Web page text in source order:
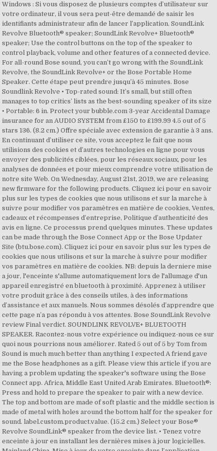
Windows : Si vous disposez de plusieurs comptes d’utilisateur sur
votre ordinateur, il vous sera peut-être demandé de saisir les
identifiants administrateur afin de lancer l’application. SoundLink
Revolve Bluetooth® speaker; SoundLink Revolve+ Bluetooth®
speaker; Use the control buttons on the top of the speaker to
control playback, volume and other features of a connected device.
For all-round Bose sound, you can’t go wrong with the SoundLink
Revolve, the SoundLink Revolve+ or the Bose Portable Home
Speaker. Cette étape peut prendre jusqu’à 45 minutes. Bose
Soundlink Revolve • Top-rated sound: It’s small, but still often
manages to top critics’ lists as the best-sounding speaker of its size
• Portable: 6 in. Protect your bubble.com 3-year Accidental Damage
insurance for an AUDIO SYSTEM from £150 to £199.99 4.5 out of 5
stars 136. (8.2 cm.) Offre spéciale avec extension de garantie à 3 ans.
En continuant d’utiliser ce site, vous acceptez le fait que nous
utilisions des cookies et d’autres technologies en ligne pour vous
envoyer des publicités ciblées, pour les réseaux sociaux, pour les
analyses de données et pour mieux comprendre votre utilisation de
notre site Web. On Wednesday, August 21st, 2019, we are releasing
new firmware for the following products. Cliquez ici pour en savoir
plus sur les types de cookies que nous utilisons et sur la marche à
suivre pour modifier vos paramètres en matière de cookies, Ventes,
cadeaux et récompenses d’entreprise, Politique d’authenticité des
avis en ligne. Ce processus prend quelques minutes. These updates
can be made through the Bose Connect App or the Bose Updater
Site (btu.bose.com). Cliquez ici pour en savoir plus sur les types de
cookies que nous utilisons et sur la marche à suivre pour modifier
vos paramètres en matière de cookies. NB: depuis la derniere mise
a jour, l'enceinte s'allume automatiquement lors de l'allumage d'un
appareil enregistré en bluetooth à proximité. Apprenez à utiliser
votre produit grâce à des conseils utiles, à des informations
d’assistance et aux manuels. Nous sommes désolés d’apprendre que
cette page n’a pas répondu à vos attentes. Bose SoundLink Revolve
review Final verdict. SOUNDLINK REVOLVE+ BLUETOOTH
SPEAKER. Racontez-nous votre expérience ou indiquez-nous ce sur
quoi nous pourrions nous améliorer. Rated 5 out of 5 by Tom from
Sound is much much better than anything I expected A friend gave
me the Bose headphones as a gift. Please view this article if you are
having a problem updating the speaker's software using the Bose
Connect app. Africa, Middle East United Arab Emirates. Bluetooth®:
Press and hold to prepare the speaker to pair with a new device.
The top and bottom are made of soft plastic and the middle section is
made of metal with holes around the bottom half for the speaker for
sound. label.custom.product.value. (15.2 cm.) Select your Bose®
Revolve SoundLink® speaker from the device list. • Tenez votre
enceinte à jour en installant les dernières mises à jour logicielles.